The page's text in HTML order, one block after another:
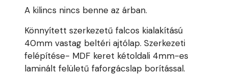
A kilincs nincs benne az árban.
Könnyített szerkezetű falcos kialakítású
40mm vastag beltéri ajtólap. Szerkezeti
felépítése- MDF keret kétoldali 4mm-es
laminált felületű faforgácslap borítással.